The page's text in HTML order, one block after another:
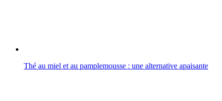
Thé au miel et au pamplemousse : une alternative apaisante